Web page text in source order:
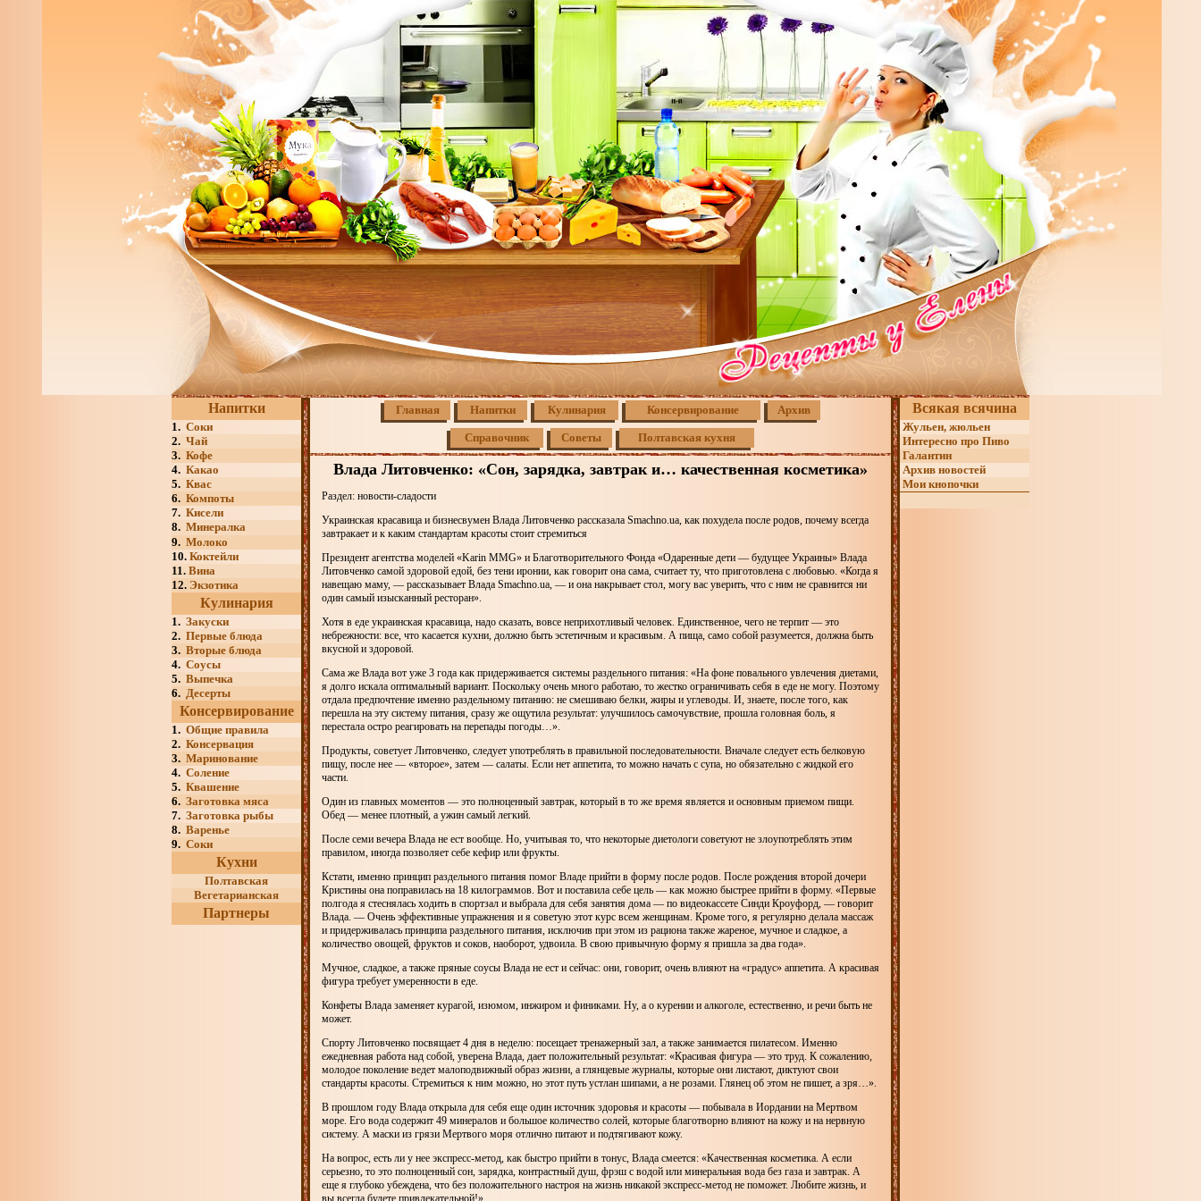
Напитки
1. Соки
2. Чай
3. Кофе
4. Какао
5. Квас
6. Компоты
7. Кисели
8. Минералка
9. Молоко
10. Коктейли
11. Вина
12. Экзотика
Кулинария
1. Закуски
2. Первые блюда
3. Вторые блюда
4. Соусы
5. Выпечка
6. Десерты
Консервирование
1. Общие правила
2. Консервация
3. Маринование
4. Соление
5. Квашение
6. Заготовка мяса
7. Заготовка рыбы
8. Варенье
9. Соки
Кухни
Полтавская
Вегетарианская
Партнеры
Главная Напитки Кулинария Консервирование Архив
Справочник Советы Полтавская кухня
Влада Литовченко: «Сон, зарядка, завтрак и… качественная косметика»
Раздел: новости-сладости
Украинская красавица и бизнесвумен Влада Литовченко рассказала Smachno.ua, как похудела после родов, почему всегда
завтракает и к каким стандартам красоты стоит стремиться
Президент агентства моделей «Karin MMG» и Благотворительного Фонда «Одаренные дети — будущее Украины» Влада
Литовченко самой здоровой едой, без тени иронии, как говорит она сама, считает ту, что приготовлена с любовью. «Когда я
навещаю маму, — рассказывает Влада Smachno.ua, — и она накрывает стол, могу вас уверить, что с ним не сравнится ни
один самый изысканный ресторан».
Хотя в еде украинская красавица, надо сказать, вовсе неприхотливый человек. Единственное, чего не терпит — это
небрежности: все, что касается кухни, должно быть эстетичным и красивым. А пища, само собой разумеется, должна быть
вкусной и здоровой.
Сама же Влада вот уже 3 года как придерживается системы раздельного питания: «На фоне повального увлечения диетами,
я долго искала оптимальный вариант. Поскольку очень много работаю, то жестко ограничивать себя в еде не могу. Поэтому
отдала предпочтение именно раздельному питанию: не смешиваю белки, жиры и углеводы. И, знаете, после того, как
перешла на эту систему питания, сразу же ощутила результат: улучшилось самочувствие, прошла головная боль, я
перестала остро реагировать на перепады погоды…».
Продукты, советует Литовченко, следует употреблять в правильной последовательности. Вначале следует есть белковую
пищу, после нее — «второе», затем — салаты. Если нет аппетита, то можно начать с супа, но обязательно с жидкой его
части.
Один из главных моментов — это полноценный завтрак, который в то же время является и основным приемом пищи.
Обед — менее плотный, а ужин самый легкий.
После семи вечера Влада не ест вообще. Но, учитывая то, что некоторые диетологи советуют не злоупотреблять этим
правилом, иногда позволяет себе кефир или фрукты.
Кстати, именно принцип раздельного питания помог Владе прийти в форму после родов. После рождения второй дочери
Кристины она поправилась на 18 килограммов. Вот и поставила себе цель — как можно быстрее прийти в форму. «Первые
полгода я стеснялась ходить в спортзал и выбрала для себя занятия дома — по видеокассете Синди Кроуфорд, — говорит
Влада. — Очень эффективные упражнения и я советую этот курс всем женщинам. Кроме того, я регулярно делала массаж
и придерживалась принципа раздельного питания, исключив при этом из рациона также жареное, мучное и сладкое, а
количество овощей, фруктов и соков, наоборот, удвоила. В свою привычную форму я пришла за два года».
Мучное, сладкое, а также пряные соусы Влада не ест и сейчас: они, говорит, очень влияют на «градус» аппетита. А красивая
фигура требует умеренности в еде.
Конфеты Влада заменяет курагой, изюмом, инжиром и финиками. Ну, а о курении и алкоголе, естественно, и речи быть не
может.
Спорту Литовченко посвящает 4 дня в неделю: посещает тренажерный зал, а также занимается пилатесом. Именно
ежедневная работа над собой, уверена Влада, дает положительный результат: «Красивая фигура — это труд. К сожалению,
молодое поколение ведет малоподвижный образ жизни, а глянцевые журналы, которые они листают, диктуют свои
стандарты красоты. Стремиться к ним можно, но этот путь устлан шипами, а не розами. Глянец об этом не пишет, а зря…».
В прошлом году Влада открыла для себя еще один источник здоровья и красоты — побывала в Иордании на Мертвом
море. Его вода содержит 49 минералов и большое количество солей, которые благотворно влияют на кожу и на нервную
систему. А маски из грязи Мертвого моря отлично питают и подтягивают кожу.
На вопрос, есть ли у нее экспресс-метод, как быстро прийти в тонус, Влада смеется: «Качественная косметика. А если
серьезно, то это полноценный сон, зарядка, контрастный душ, фрэш с водой или минеральная вода без газа и завтрак. А
еще я глубоко убеждена, что без положительного настроя на жизнь никакой экспресс-метод не поможет. Любите жизнь, и
вы всегда будете привлекательной!»
Всякая всячина
Жульен, жюльен
Интересно про Пиво
Галантин
Архив новостей
Мои кнопочки